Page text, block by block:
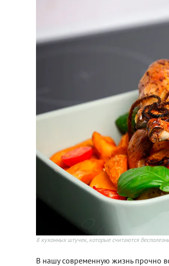
8 кухонных штучек, которые считаются
В нашу современную жизнь прочно